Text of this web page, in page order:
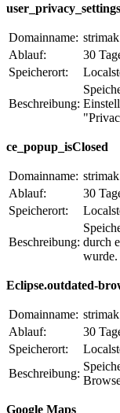
Domainname:
Ablauf:
30
Speicherort:
Beschreibung:
ce_popup_isClosed
Domainname:
Ablauf:
30
Speicherort:
Beschreibung: durch
wurde.
Eclipse.outdated-
Domainname:
Ablauf:
30
Speicherort:
Beschreibung:
Google Maps